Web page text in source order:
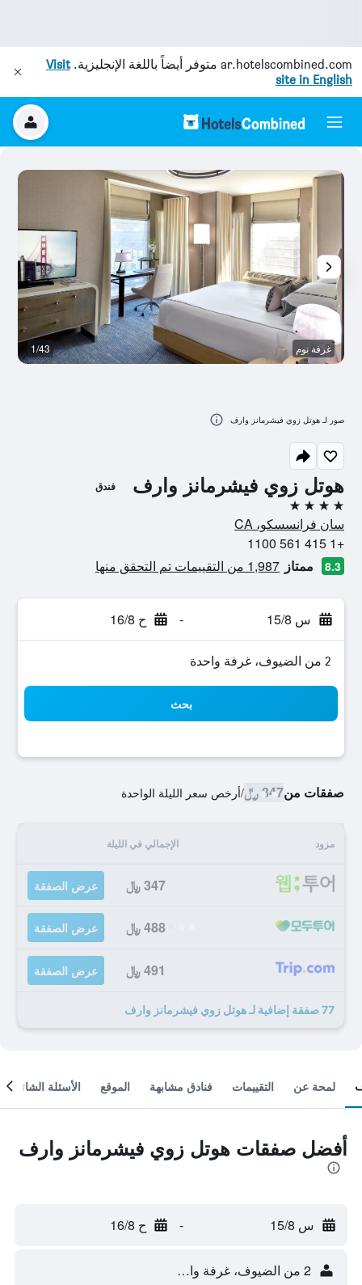
ar.hotelscombined.com متوفر أيضاً باللغة الإنجليزية.Visit
site in English
هوتل زوي فيشرمانز وارف فندق
4 نجوم
سان فرانسسكو، CA
+1 415 561 1100
8.3 ممتاز 1,987 من التقييمات تم التحقق منها
س 15/8 - ح 16/8
2 من الضيوف، غرفة واحدة
بحث
صفقات من347 ﷼ /أرخص سعر الليلة الواحدة
مزود الإجمالي في الليلة
347 ﷼ عرض الصفقة
488 ﷼ عرض الصفقة
491 ﷼ عرض الصفقة
77 صفقة إضافية لـ هوتل زوي فيشرمانز وارف
غرفة نوم 1/43
صور لـ هوتل زوي فيشرمانز وارف
لمحة عن التقييمات فنادق مشابهة الموقع الأسئلة الشائعة
أفضل صفقات هوتل زوي فيشرمانز وارف
س 15/8 - ح 16/8
2 من الضيوف، غرفة واحدة